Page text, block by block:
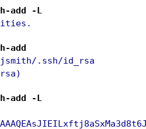
add -L
add
.ssh/id_rsa
add -L